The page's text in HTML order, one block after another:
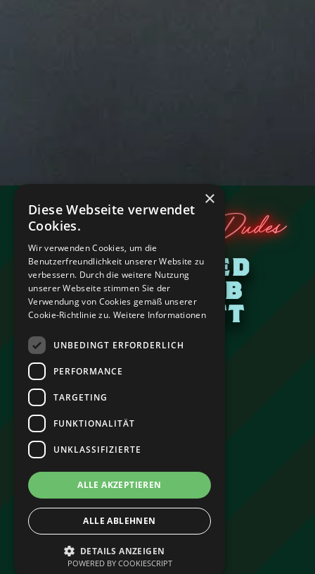
Welcome Ladi Dudes
THE CHILLED
ALPINE PUB
IN ZERMATT
×
Diese Webseite verwendet
Cookies.
Wir verwenden Cookies, um die
Benutzerfreundlichkeit unserer Website zu
verbessern. Durch die weitere Nutzung
unserer Webseite stimmen Sie der
Verwendung von Cookies gemäß unserer
Cookie-Richtlinie zu. Weitere Informationen
UNBEDINGT ERFORDERLICH
PERFORMANCE
TARGETING
FUNKTIONALITÄT
UNKLASSIFIZIERTE
ALLE AKZEPTIEREN
ALLE ABLEHNEN
DETAILS ANZEIGEN
POWERED BY COOKIESCRIPT